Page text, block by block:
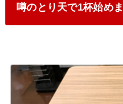
噂のとり天で1杯始め